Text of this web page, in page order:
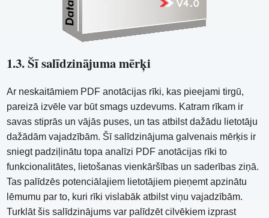
1.3. Šī salīdzinājuma mērķi
Ar neskaitāmiem PDF anotācijas rīki, kas pieejami tirgū,
pareizā izvēle var būt smags uzdevums. Katram rīkam ir
savas stiprās un vājās puses, un tas atbilst dažādu lietotāju
dažādām vajadzībām. Šī salīdzinājuma galvenais mērķis ir
sniegt padziļinātu topa analīzi PDF anotācijas rīki to
funkcionalitātes, lietošanas vienkāršības un saderības ziņā.
Tas palīdzēs potenciālajiem lietotājiem pieņemt apzinātu
lēmumu par to, kuri rīki vislabāk atbilst viņu vajadzībām.
Turklāt šis salīdzinājums var palīdzēt cilvēkiem izprast